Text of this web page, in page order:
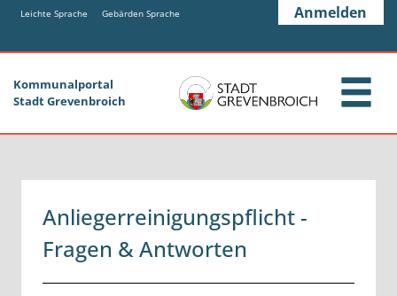
Zum Hauptinhalt springen
Zum Header
Zum Hauptinhalt
Zum Footer
Leichte Sprache Gebärden Sprache Anmelden
Kommunalportal
Stadt Grevenbroich
Anliegerreinigungspflicht -
Fragen & Antworten